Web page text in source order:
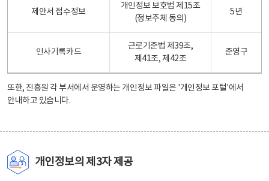
제안서 접수정보
개인정보 보호법 제15조
(정보주체 동의)
5년
인사기록카드
근로기준법 제39조,
제41조, 제42조
준영구
또한, 진흥원 각 부서에서 운영하는 개인정보 파일은 '개인정보 포털'에서
안내하고 있습니다.
개인정보의 제3자 제공